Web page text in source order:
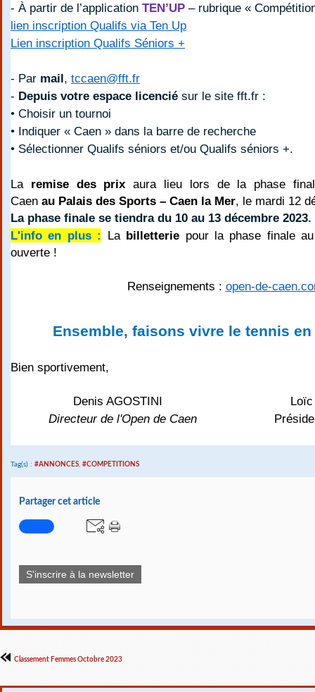
- À partir de l’application TEN’UP – rubrique «
lien inscription Qualifs via Ten Up
Lien inscription Qualifs Séniors +
- Par mail, tccaen@fft.fr
- Depuis votre espace licencié sur le site fft.fr :
• Choisir un tournoi
• Indiquer « Caen » dans la barre de recherche
• Sélectionner Qualifs séniors et/ou Qualifs séniors +.
La remise des prix aura lieu lors de la phase
Caen au Palais des Sports – Caen la Mer, le mardi 12
La phase finale se tiendra du 10 au 13 décembre 2023.
L'info en plus : La billetterie pour la phase finale
ouverte !
Renseignements : open-de-
Ensemble, faisons vivre le tennis en
Bien sportivement,
Denis AGOSTINI
Directeur de l'Open de Caen
Tag(s) : #ANNONCES, #COMPETITIONS
Partager cet article
S'inscrire à la newsletter
Classement Femmes Octobre 2023